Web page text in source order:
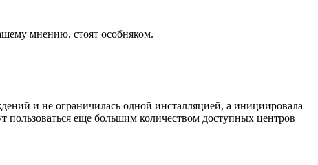
мнению, стоят особняком.
и не ограничилась одной инсталляцией, а инициировала
еще большим количеством доступных центров